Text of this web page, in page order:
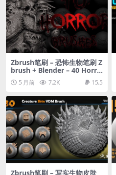
Zbrush笔刷 – 恐怖生物笔刷 Z
brush + Blender – 40 Horro
r VDM Brush
5 月前 7.2K 15.5
Zbrush笔刷 – 写实生物皮肤